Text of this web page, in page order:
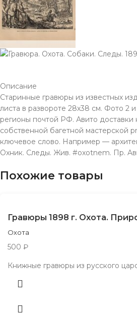
Описание
Старинные гравюры из известных
листа в развороте 28х38 см. Фото 2
регионы почтой РФ. Авито
собственной багетной мастерской
ключевое слово. Например —
Охник. Следы. Жив. #oxotnem. Пр.
Похожие товары
Гравюры 1898 г. Охота.
Охота
500 ₽
Книжные гравюры из русского